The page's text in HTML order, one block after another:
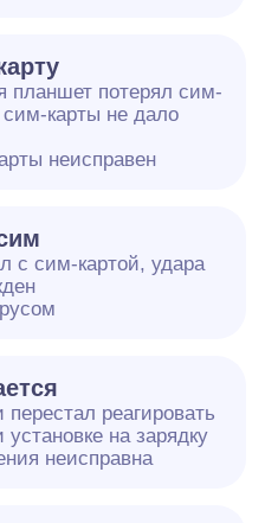
планшет потерял сим-
сим-карты не дало
неисправен
с сим-картой, удара
реагировать
на зарядку
неисправна